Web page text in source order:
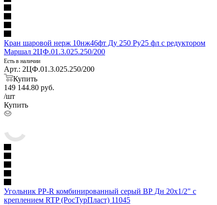
Кран шаровой нерж 10нж46фт Ду 250 Ру25 фл с редуктором
Маршал 2ЦФ.01.3.025.250/200
Есть в наличии
Арт.: 2ЦФ.01.3.025.250/200
Купить
149 144.80 руб.
/шт
Купить
Угольник PP-R комбинированный серый ВР Дн 20х1/2" с
креплением RTP (РосТурПласт) 11045